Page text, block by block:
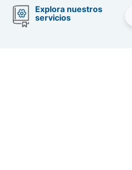
Explora nuestros
servicios